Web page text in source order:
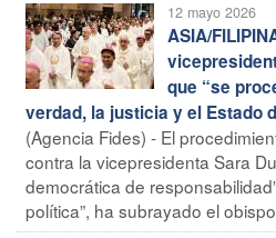
12 mayo 2026
ASIA/
que “se
verdad, la justicia y el Estado
(Agencia Fides) - El
contra la vicepresidenta Sara
democrática de
política”, ha subrayado el